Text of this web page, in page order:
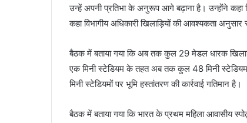
उन्हें अपनी प्रतिभा के अनुरूप आगे बढ़ाना है। उन्होंने कहा
कहा विभागीय अधिकारी खिलाड़ियों की आवश्यकता
बैठक में बताया गया कि अब तक कुल 29 मेडल धारक
एक मिनी स्टेडियम के तहत अब तक कुल 48 मिनी स्टेडियम
मिनी स्टेडियमों पर भूमि हस्तांतरण की कार्रवाई गतिमान है।
बैठक में बताया गया कि भारत के प्रथम महिला आवासीय